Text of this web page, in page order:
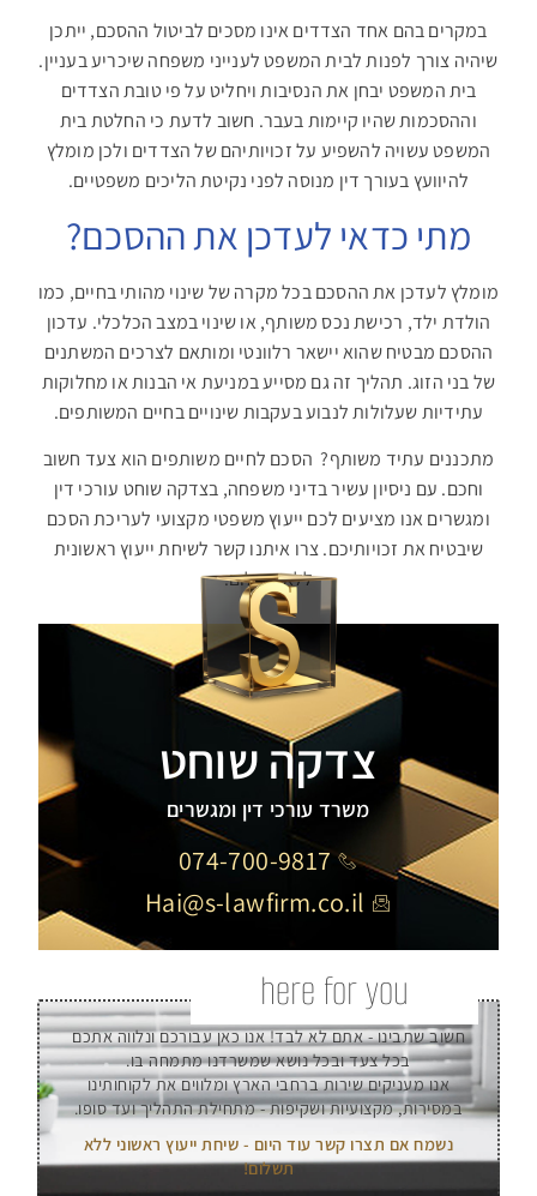
במקרים בהם אחד הצדדים אינו מסכים לביטול ההסכם, ייתכן
שיהיה צורך לפנות לבית המשפט לענייני משפחה שיכריע בעניין.
בית המשפט יבחן את הנסיבות ויחליט על פי טובת הצדדים
וההסכמות שהיו קיימות בעבר. חשוב לדעת כי החלטת בית
המשפט עשויה להשפיע על זכויותיהם של הצדדים ולכן מומלץ
להיוועץ בעורך דין מנוסה לפני נקיטת הליכים משפטיים.
מתי כדאי לעדכן את ההסכם?
מומלץ לעדכן את ההסכם בכל מקרה של שינוי מהותי בחיים, כמו
הולדת ילד, רכישת נכס משותף, או שינוי במצב הכלכלי. עדכון
ההסכם מבטיח שהוא יישאר רלוונטי ומותאם לצרכים המשתנים
של בני הזוג. תהליך זה גם מסייע במניעת אי הבנות או מחלוקות
עתידיות שעלולות לנבוע בעקבות שינויים בחיים המשותפים.
מתכננים עתיד משותף? הסכם לחיים משותפים הוא צעד חשוב
וחכם. עם ניסיון עשיר בדיני משפחה, בצדקה שוחט עורכי דין
ומגשרים אנו מציעים לכם ייעוץ משפטי מקצועי לעריכת הסכם
שיבטיח את זכויותיכם. צרו איתנו קשר לשיחת ייעוץ ראשונית
ללא תשלום.
צדקה שוחט
משרד עורכי דין ומגשרים
074-700-9817
Hai@s-lawfirm.co.il
here for you
חשוב שתבינו - אתם לא לבד! אנו כאן עבורכם ונלווה אתכם
בכל צעד ובכל נושא שמשרדנו מתמחה בו.
אנו מעניקים שירות ברחבי הארץ ומלווים את לקוחותינו
במסירות, מקצועיות ושקיפות - מתחילת התהליך ועד סופו.
נשמח אם תצרו קשר עוד היום - שיחת ייעוץ ראשוני ללא
תשלום!